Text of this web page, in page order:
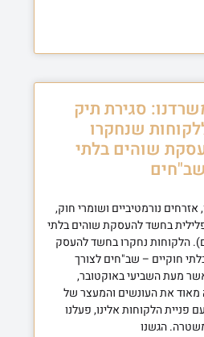
סגירת תיק
שנחקרו
שוהים בלתי
נורמטיביים ושומרי חוק,
בחשד להעסקת שוהים בלתי
הלקוחות נחקרו בחשד להעסק
חוקיים – שב"חים לצורך
מעת השביעי באוקטובר,
מאוד את העונשים והמעצר של
פניית הלקוחות אלינו, פעלנו
הגשנו